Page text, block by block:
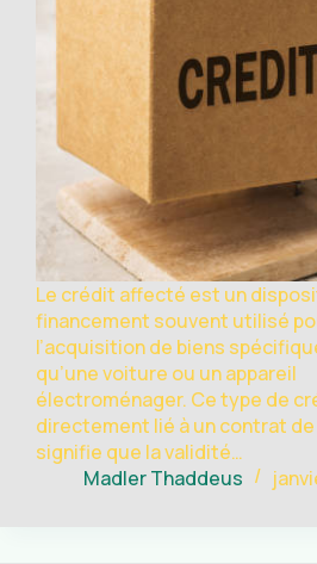
Le crédit affecté est un
financement souvent utilisé
l’acquisition de biens
qu’une voiture ou un appareil
électroménager. Ce type de
directement lié à un contrat
signifie que la validité…
Madler Thaddeus